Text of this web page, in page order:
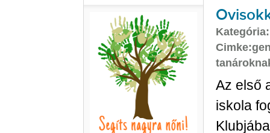
Cimke:
Az első
iskola